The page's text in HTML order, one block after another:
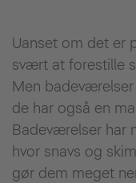
Uanset om det er
svært at forestille
Men
de har også en
Badeværelser har
hvor snavs og
gør dem meget